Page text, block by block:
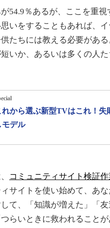
54.9％あるが、ここを重視
いをすることもあれば、
たちには教える必要があ
いか、あるいは多くの人
れから選ぶ新型TVはこれ！失
モデル
コミュニティサイト検証
サイトを使い始めて、あ
て、「知識が増えた」「
らいときに救われること